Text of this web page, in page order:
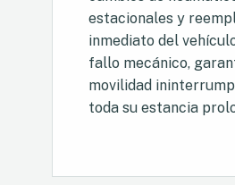
estacionales y
inmediato del
fallo mecánico,
movilidad
toda su estancia